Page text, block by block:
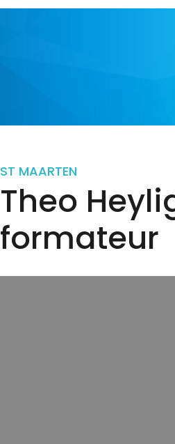
ST MAARTEN
Theo
formateur